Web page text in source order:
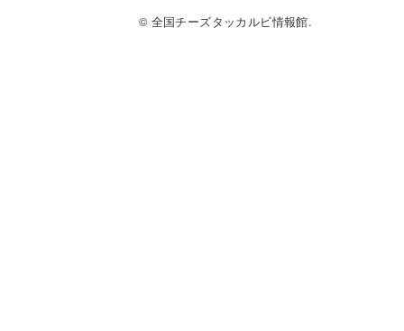
© 全国チーズタッカルビ情報館.